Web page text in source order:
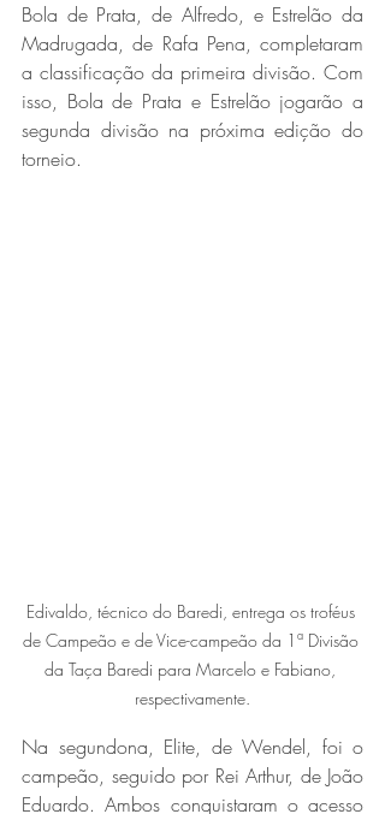
Bola de Prata, de Alfredo, e Estrelão da
Madrugada, de Rafa Pena, completaram
a classificação da primeira divisão. Com
isso, Bola de Prata e Estrelão jogarão a
segunda divisão na próxima edição do
torneio.
Edivaldo, técnico do Baredi, entrega os troféus
de Campeão e de Vice-campeão da 1ª Divisão
da Taça Baredi para Marcelo e Fabiano,
respectivamente.
Na segundona, Elite, de Wendel, foi o
campeão, seguido por Rei Arthur, de João
Eduardo. Ambos conquistaram o acesso